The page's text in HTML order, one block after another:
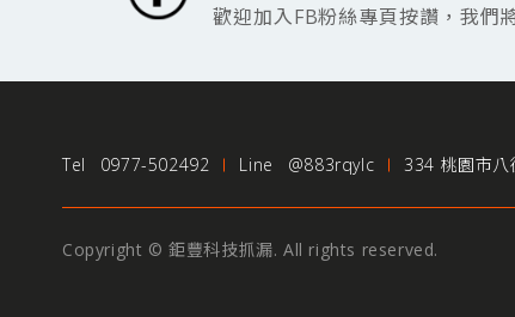
歡迎加入FB粉絲專頁按讚，我們
Tel 0977-502492 Line @883rqylc 334 桃園市
Copyright © 鉅豐科技抓漏. All rights reserved.